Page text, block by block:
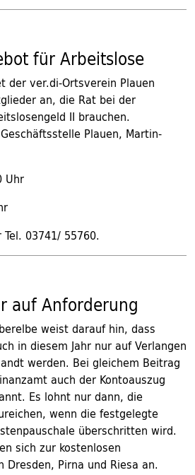
für Arbeitslose
der ver.di-Ortsverein Plauen
an, die Rat bei der
II brauchen.
Plauen, Martin-
Uhr
03741/ 55760.
auf Anforderung
weist darauf hin, dass
in diesem Jahr nur auf Verlangen
werden. Bei gleichem Beitrag
auch der Kontoauszug
Es lohnt nur dann, die
wenn die festgelegte
überschritten wird.
sich zur kostenlosen
Pirna und Riesa an.